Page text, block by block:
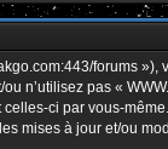
forums »),
n’utilisez pas «
ci par vous-
mises à jour et/ou